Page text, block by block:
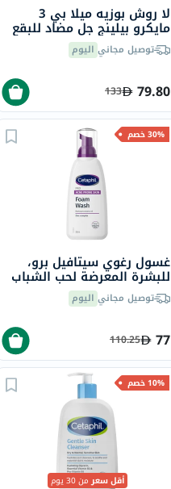
لا روش بوزيه ميلا بي 3
مايكرو بيلينج جل مضاد للبقع
والمنقي مع النياسيناميد 200
ملتوصيل مجاني اليوم
79.80
133
30% خصم
غسول رغوي سيتافيل برو،
للبشرة المعرضة لحب الشباب
- 236 مل توصيل مجاني اليوم
77
110.25
10% خصم
أقل سعرمن 30 يوم